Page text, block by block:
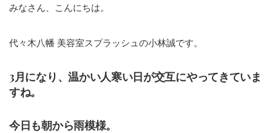
みなさん、こんにちは。
代々木八幡 美容室スプラッシュの小林誠です。
3月になり、温かい人寒い日が交互にやってきていま
すね。
今日も朝から雨模様。